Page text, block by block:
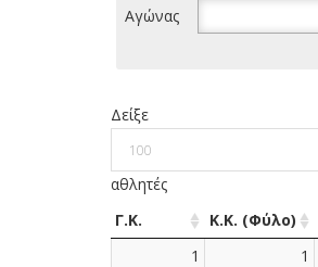
Αγώνας
Δείξε
αθλητές
Γ.Κ. Κ.Κ. (Φύλο)
1
1